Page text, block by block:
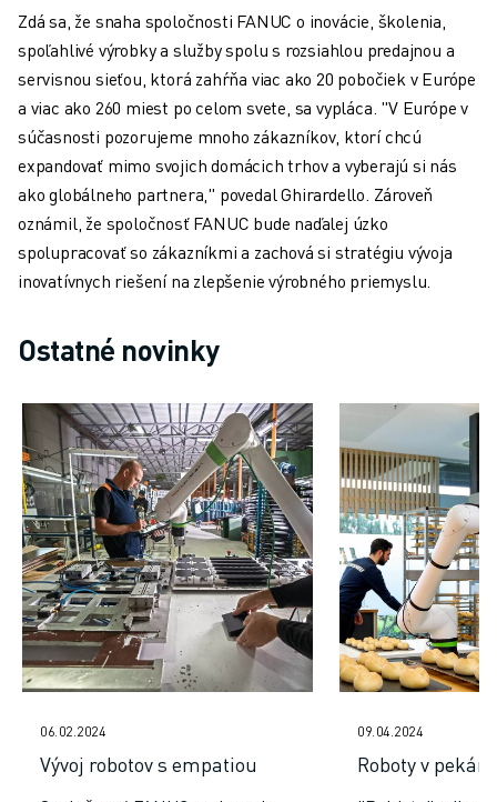
Zdá sa, že snaha spoločnosti FANUC o inovácie, školenia,
spoľahlivé výrobky a služby spolu s rozsiahlou predajnou a
servisnou sieťou, ktorá zahŕňa viac ako 20 pobočiek v Európe
a viac ako 260 miest po celom svete, sa vypláca. "V Európe v
súčasnosti pozorujeme mnoho zákazníkov, ktorí chcú
expandovať mimo svojich domácich trhov a vyberajú si nás
ako globálneho partnera," povedal Ghirardello. Zároveň
oznámil, že spoločnosť FANUC bude naďalej úzko
spolupracovať so zákazníkmi a zachová si stratégiu vývoja
inovatívnych riešení na zlepšenie výrobného priemyslu.
Ostatné novinky
06.02.2024
Vývoj robotov s empatiou
09.04.2024
Roboty v